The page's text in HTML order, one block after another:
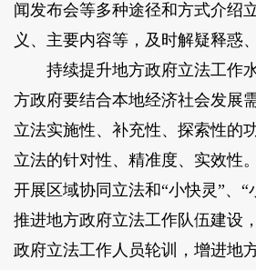
闻发布会等多种途径和方式介绍
义、主要内容等，及时解疑释惑
持续提升地方政府立法工作
方政府要结合本地经济社会发展
立法实施性、补充性、探索性的
立法的针对性、精准度、实效性
开展区域协同立法和“小快灵”、“
推进地方政府立法工作队伍建设
政府立法工作人员轮训，增进地